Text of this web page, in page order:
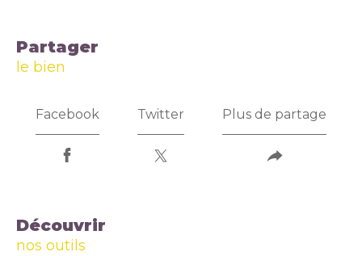
partager
le bien
Facebook Twitter Plus de partage
découvrir
nos outils